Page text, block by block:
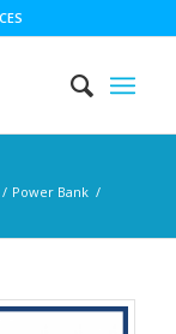
/ Power Bank /